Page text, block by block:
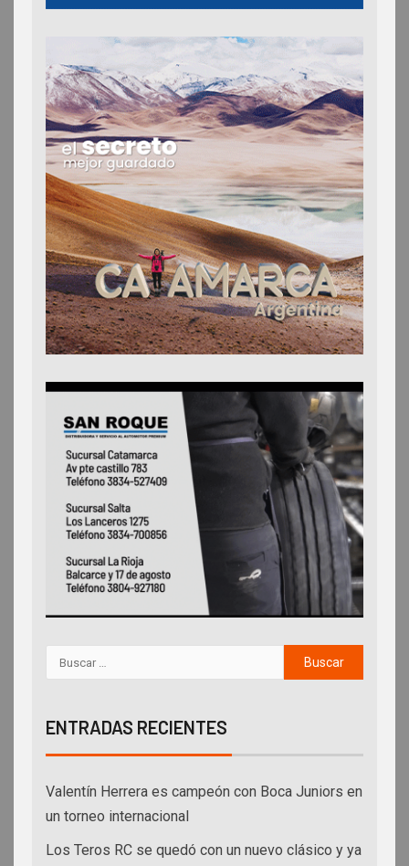
ENTRADAS RECIENTES
Valentín Herrera es campeón con Boca Juniors en
un torneo internacional
Los Teros RC se quedó con un nuevo clásico y ya